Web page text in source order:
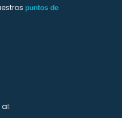
puntos de
al: